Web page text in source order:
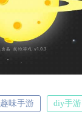
趣味手游 diy手游